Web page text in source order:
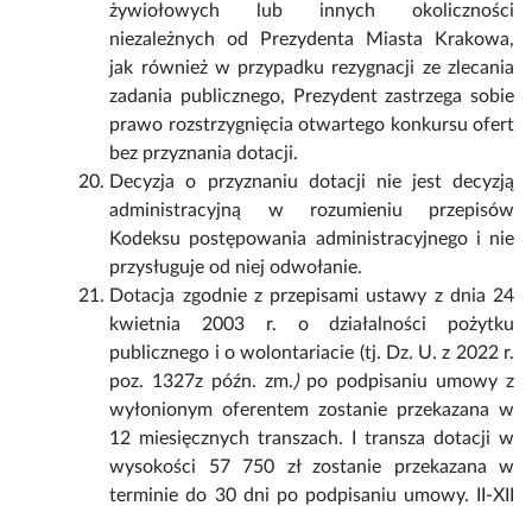
żywiołowych lub innych okoliczności
niezależnych od Prezydenta Miasta Krakowa,
jak również w przypadku rezygnacji ze zlecania
zadania publicznego, Prezydent zastrzega sobie
prawo rozstrzygnięcia otwartego konkursu ofert
bez przyznania dotacji.
Decyzja o przyznaniu dotacji nie jest decyzją
administracyjną w rozumieniu przepisów
Kodeksu postępowania administracyjnego i nie
przysługuje od niej odwołanie.
Dotacja zgodnie z przepisami ustawy z dnia 24
kwietnia 2003 r. o działalności pożytku
publicznego i o wolontariacie (tj. Dz. U. z 2022 r.
poz. 1327z późn. zm.)po podpisaniu umowy z
wyłonionym oferentem zostanie przekazana w
12 miesięcznych transzach. I transza dotacji w
wysokości 57 750 zł zostanie przekazana w
terminie do 30 dni po podpisaniu umowy. II-XII